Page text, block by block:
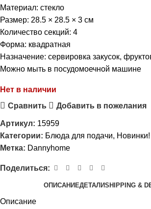
Материал: стекло
Размер: 28.5 × 28.5 × 3 см
Количество секций: 4
Форма: квадратная
Назначение: сервировка закусок,
Можно мыть в посудомоечной машине
Нет в наличии
Сравнить
Добавить в пожелания
Артикул: 15959
Категории: Блюда для подачи, Новинки!
Метка: Dannyhome
Поделиться:
ОПИСАНИЕДЕТАЛИSHIPPING &
Описание